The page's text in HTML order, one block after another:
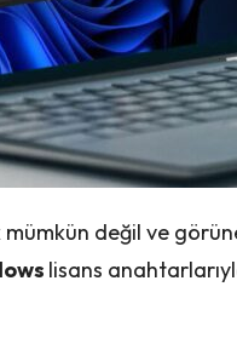
mümkün değil ve
lisans